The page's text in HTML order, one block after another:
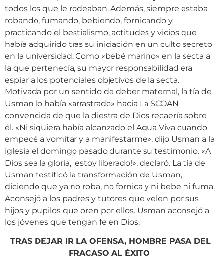
todos los que le rodeaban. Además, siempre estaba
robando, fumando, bebiendo, fornicando y
practicando el bestialismo, actitudes y vicios que
había adquirido tras su iniciación en un culto secreto
en la universidad. Como «bebé marino» en la secta a
la que pertenecía, su mayor responsabilidad era
espiar a los potenciales objetivos de la secta.
Motivada por un sentido de deber maternal, la tía de
Usman lo había «arrastrado» hacia La SCOAN
convencida de que la diestra de Dios recaería sobre
él. «Ni siquiera había alcanzado el Agua Viva cuando
empecé a vomitar y a manifestarme», dijo Usman a la
iglesia el domingo pasado durante su testimonio. «A
Dios sea la gloria, ¡estoy liberado!», declaró. La tía de
Usman testificó la transformación de Usman,
diciendo que ya no roba, no fornica y ni bebe ni fuma.
Aconsejó a los padres y tutores que velen por sus
hijos y pupilos que oren por ellos. Usman aconsejó a
los jóvenes que tengan fe en Dios.
TRAS DEJAR IR LA OFENSA, HOMBRE PASA DEL
FRACASO AL ÉXITO